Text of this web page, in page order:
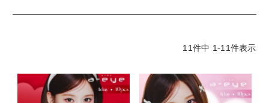
商品名
1-DAY Refrear a-eye( ワンデーリフレ
11件中 1-11件表示